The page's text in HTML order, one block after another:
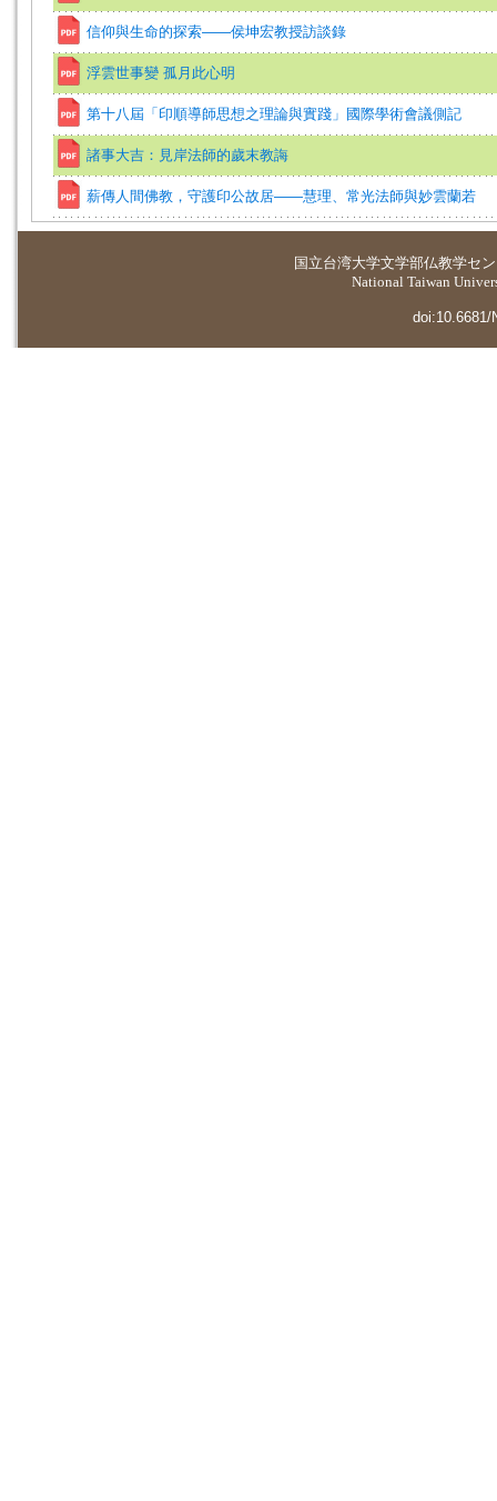
信仰與生命的探索——侯坤宏教授訪談錄
浮雲世事變 孤月此心明
第十八屆「印順導師思想之理論與實踐」國際學術會議側記
諸事大吉：見岸法師的歲末教誨
薪傳人間佛教，守護印公故居——慧理、常光法師與妙雲蘭若
国立台湾大学文学部仏教学セ
National Taiwan
doi:10.6681/